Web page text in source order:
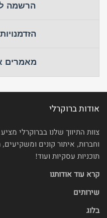
הרשמה
מאמרים
אודות ברוקרלי
צוות התיווך שלנו בברוקרלי
וחברות, איתור קונים ומשקיעים,
תוכניות עסקיות ועוד!
קרא עוד אודותנו
שירותים
בלוג